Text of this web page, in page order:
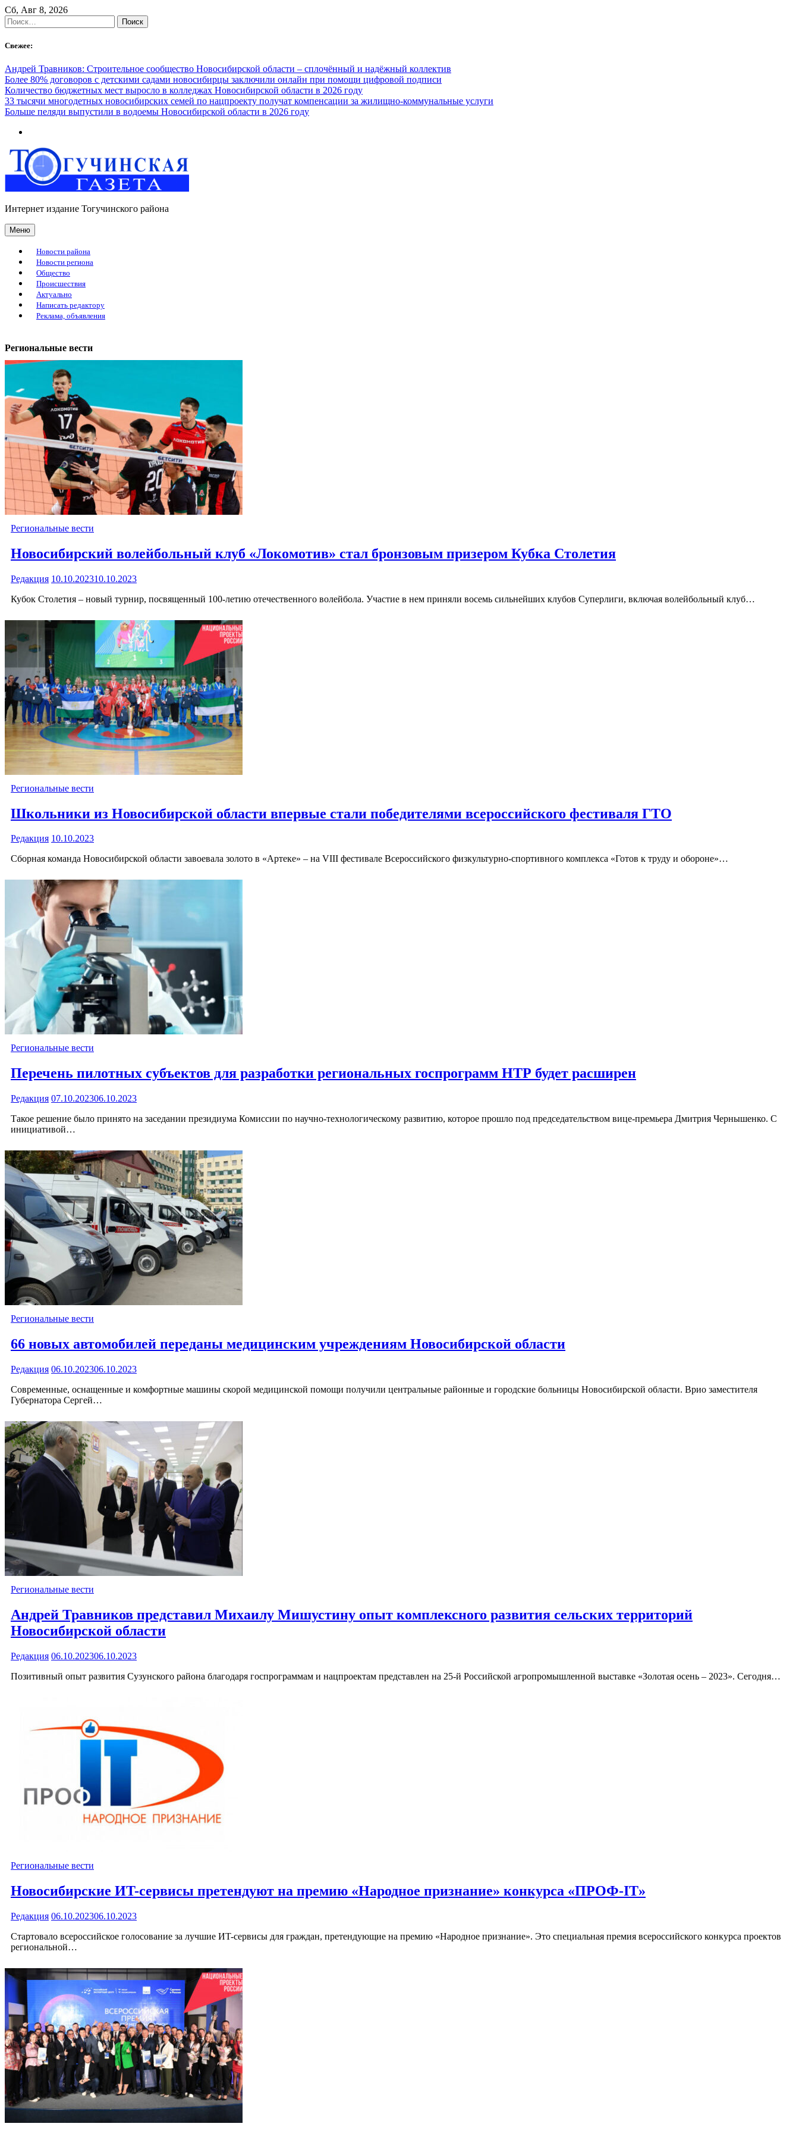
Skip
to
content
Сб, Авг 8, 2026
Найти:
Свежее:
Андрей Травников: Строительное сообщество Новосибирской области – сплочённый и надёжный коллектив
Более 80% договоров с детскими садами новосибирцы заключили онлайн при помощи цифровой подписи
Количество бюджетных мест выросло в колледжах Новосибирской области в 2026 году
33 тысячи многодетных новосибирских семей по нацпроекту получат компенсации за жилищно-коммунальные услуги
Больше пеляди выпустили в водоемы Новосибирской области в 2026 году
Интернет издание Тогучинского района
Меню
Новости района
Новости региона
Общество
Происшествия
Актуально
Написать редактору
Реклама, объявления
Региональные вести
Региональные вести
Новосибирский волейбольный клуб «Локомотив» стал бронзовым призером Кубка Столетия
Редакция 10.10.202310.10.2023
Кубок Столетия – новый турнир, посвященный 100-летию отечественного волейбола. Участие в нем приняли восемь сильнейших клубов Суперлиги, включая волейбольный клуб…
Региональные вести
Школьники из Новосибирской области впервые стали победителями всероссийского фестиваля ГТО
Редакция 10.10.2023
Сборная команда Новосибирской области завоевала золото в «Артеке» – на VIII фестивале Всероссийского физкультурно-спортивного комплекса «Готов к труду и обороне»…
Региональные вести
Перечень пилотных субъектов для разработки региональных госпрограмм НТР будет расширен
Редакция 07.10.202306.10.2023
Такое решение было принято на заседании президиума Комиссии по научно-технологическому развитию, которое прошло под председательством вице-премьера Дмитрия Чернышенко. С
инициативой…
Региональные вести
66 новых автомобилей переданы медицинским учреждениям Новосибирской области
Редакция 06.10.202306.10.2023
Современные, оснащенные и комфортные машины скорой медицинской помощи получили центральные районные и городские больницы Новосибирской области. Врио заместителя
Губернатора Сергей…
Региональные вести
Андрей Травников представил Михаилу Мишустину опыт комплексного развития сельских территорий
Новосибирской области
Редакция 06.10.202306.10.2023
Позитивный опыт развития Сузунского района благодаря госпрограммам и нацпроектам представлен на 25-й Российской агропромышленной выставке «Золотая осень – 2023». Сегодня…
Региональные вести
Новосибирские ИT-сервисы претендуют на премию «Народное признание» конкурса «ПРОФ-IT»
Редакция 06.10.202306.10.2023
Стартовало всероссийское голосование за лучшие ИT-сервисы для граждан, претендующие на премию «Народное признание». Это специальная премия всероссийского конкурса проектов
региональной…